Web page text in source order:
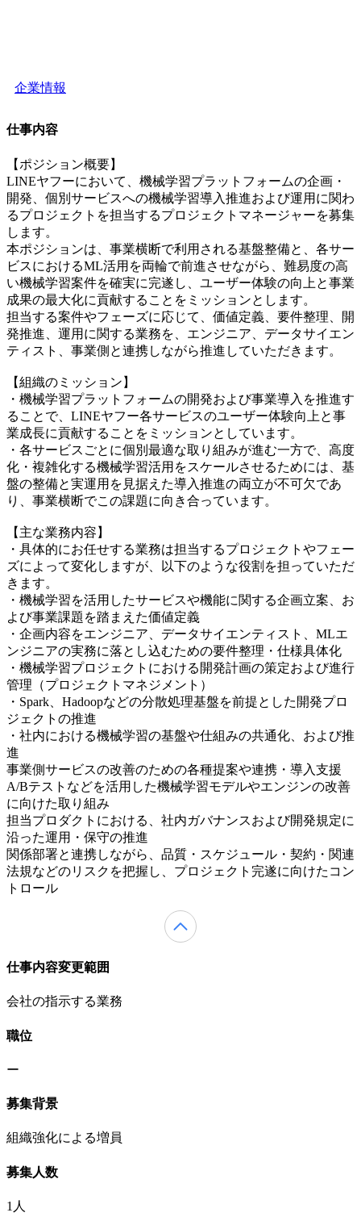
企業情報
仕事内容
【ポジション概要】
LINEヤフーにおいて、機械学習プラットフォームの企画・
開発、個別サービスへの機械学習導入推進および運用に関わ
るプロジェクトを担当するプロジェクトマネージャーを募集
します。
本ポジションは、事業横断で利用される基盤整備と、各サー
ビスにおけるML活用を両輪で前進させながら、難易度の高
い機械学習案件を確実に完遂し、ユーザー体験の向上と事業
成果の最大化に貢献することをミッションとします。
担当する案件やフェーズに応じて、価値定義、要件整理、開
発推進、運用に関する業務を、エンジニア、データサイエン
ティスト、事業側と連携しながら推進していただきます。
【組織のミッション】
・機械学習プラットフォームの開発および事業導入を推進す
ることで、LINEヤフー各サービスのユーザー体験向上と事
業成長に貢献することをミッションとしています。
・各サービスごとに個別最適な取り組みが進む一方で、高度
化・複雑化する機械学習活用をスケールさせるためには、基
盤の整備と実運用を見据えた導入推進の両立が不可欠であ
り、事業横断でこの課題に向き合っています。
【主な業務内容】
・具体的にお任せする業務は担当するプロジェクトやフェー
ズによって変化しますが、以下のような役割を担っていただ
きます。
・機械学習を活用したサービスや機能に関する企画立案、お
よび事業課題を踏まえた価値定義
・企画内容をエンジニア、データサイエンティスト、MLエ
ンジニアの実務に落とし込むための要件整理・仕様具体化
・機械学習プロジェクトにおける開発計画の策定および進行
管理（プロジェクトマネジメント）
・Spark、Hadoopなどの分散処理基盤を前提とした開発プロ
ジェクトの推進
・社内における機械学習の基盤や仕組みの共通化、および推
進
事業側サービスの改善のための各種提案や連携・導入支援
A/Bテストなどを活用した機械学習モデルやエンジンの改善
に向けた取り組み
担当プロダクトにおける、社内ガバナンスおよび開発規定に
沿った運用・保守の推進
関係部署と連携しながら、品質・スケジュール・契約・関連
法規などのリスクを把握し、プロジェクト完遂に向けたコン
トロール
仕事内容変更範囲
会社の指示する業務
職位
ー
募集背景
組織強化による増員
募集人数
1人